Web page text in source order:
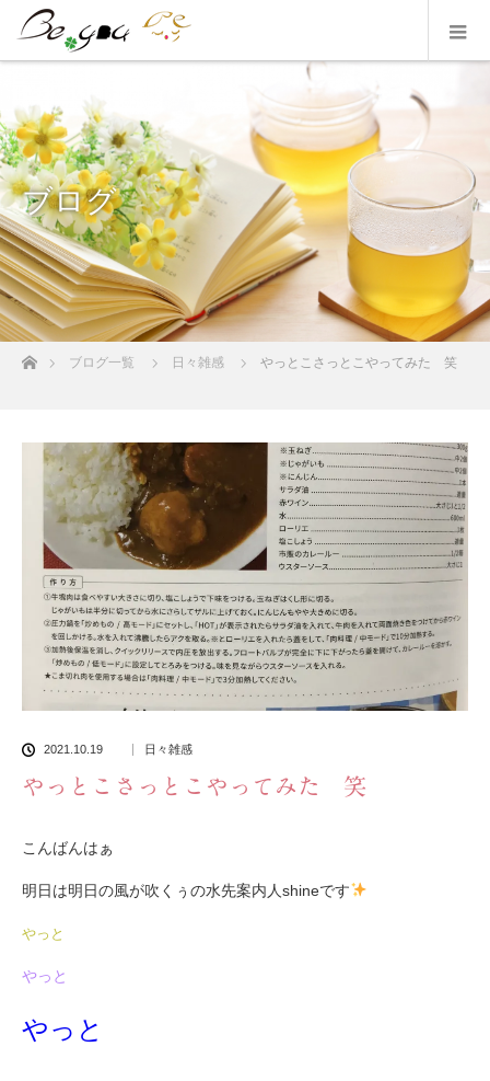
ブログ
ホームブログ一覧 日々雑感 やっとこさっとこやってみた 笑
2021.10.19 日々雑感
やっとこさっとこやってみた 笑
こんばんはぁ
明日は明日の風が吹くぅの水先案内人shineです
やっと
やっと
やっと